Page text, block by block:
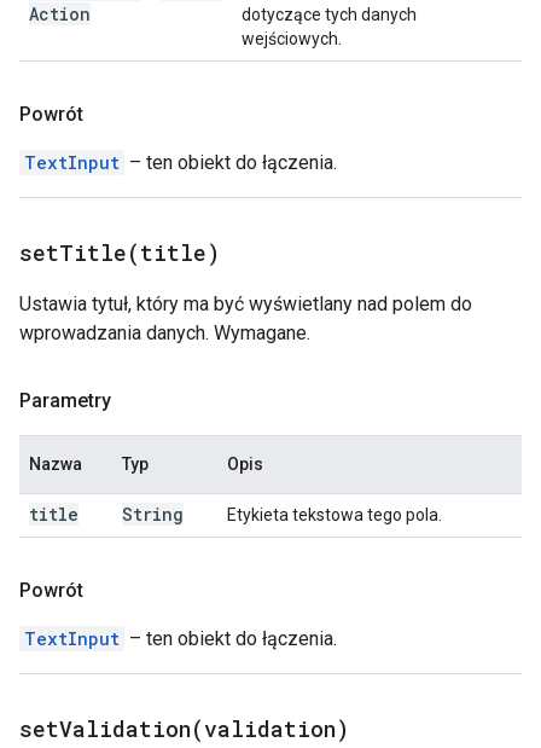
Action
dotyczące tych danych
wejściowych.
Powrót
TextInput – ten obiekt do łączenia.
setTitle(title)
Ustawia tytuł, który ma być wyświetlany nad polem do
wprowadzania danych. Wymagane.
Parametry
Nazwa Typ Opis
title String Etykieta tekstowa tego pola.
Powrót
TextInput – ten obiekt do łączenia.
setValidation(validation)